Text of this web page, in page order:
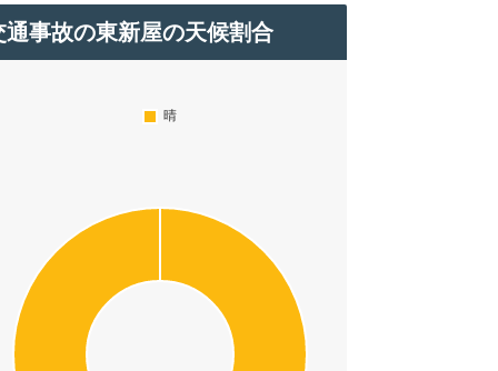
通事故の東新屋の天候割合